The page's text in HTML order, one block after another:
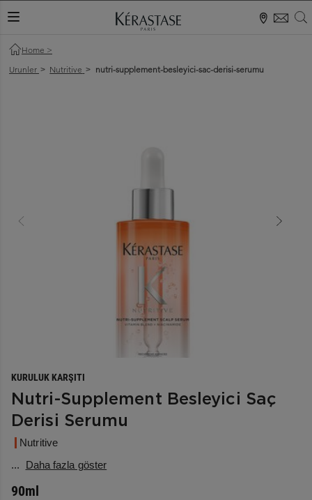
KAYDIRMA MENÜ
Home >
Urunler > Nutritive > nutri-supplement-besleyici-sac-derisi-serumu
KURULUK KARŞITI
Nutri-Supplement Besleyici Saç
Derisi Serumu
Nutritive
... Daha fazla göster
90ml